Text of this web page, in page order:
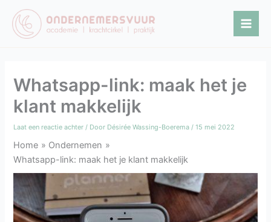
naar
Whatsapp-link: maak het je
klant makkelijk
Laat een reactie achter / Door Désirée Wassing-Boerema/15 mei 2022
Home
Ondernemen
Whatsapp-link: maak het je klant makkelijk